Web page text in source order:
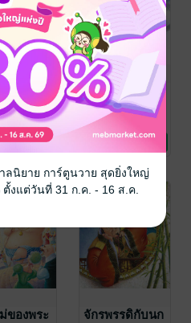
งเงือก
ทพนิยาย
า ไทย-
(The
ชนาท/
ห้องเรียน
กปฐมวัย /
พ
หงส์ป่า :
เทพนิยาย 2
ภาษา ไทย-
อังกฤษ (The
Wild Swans)
รัตนา คชนาท
สำนักพิมพ์ห้องเรียน
หนังสือเด็กปฐมวัย /
นิทานภาพ
ของพระ
จักรพรรดิกับนก
ลนิยาย การ์ตูนวาย สุดยิ่งใหญ่
งแต่วันที่ 31 ก.ค. - 16 ส.ค.